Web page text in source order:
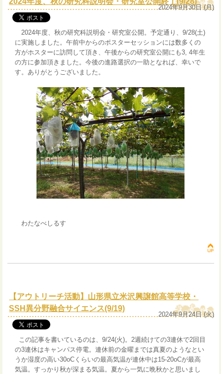
2024年9月30日 (月)
2024年度、秋の研究科説明会・研究室公開。予定通り、9/28(土)
に実施しました。午前中からのポスターセッションには数多くの
方がホスターに訪問して頂き、午後からの研究室公開にも3, 4年生
の方に参加頂きました。今後の進路選択の一助となれば、幸いで
す。ありがとうございました。
わたなべしるす
【アウトリーチ活動】山形県立米沢興譲館高等学校・
SSH異分野融合サイエンス(9/19)
2024年9月24日 (火)
この記事を書いているのは、9/24(火)。2週続けての3連休で2回目
の3連休はキャンパス停電。連休前の金曜までは真夏のようなとい
うか湿度の高い30oCくらいの最高気温が連休中は15-20oCが最高
気温。すっかり秋が深まる気温。夏から一気に晩秋かと思いまし